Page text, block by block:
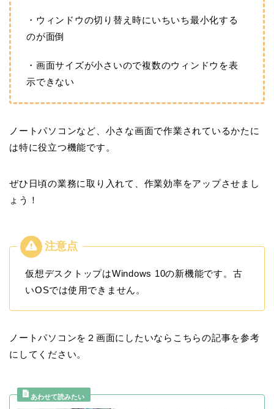
・ウィンドウの切り替え時にいちいち最小化する
のが面倒
・画面サイズが小さいので複数のウィンドウを表
示できない
ノートパソコンなど、小さな画面で作業されているかたに
は特に役立つ機能です。
ぜひ日頃の業務に取り入れて、作業効率をアップさせまし
ょう！
仮想デスクトップはWindows 10の新機能です。古
いOSでは使用できません。
ノートパソコンを２画面にしたいならこちらの記事を参考
にしてください。